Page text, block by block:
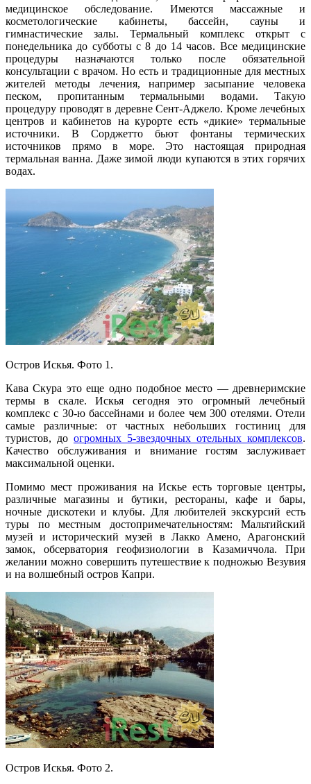
медицинское обследование. Имеются массажные и
косметологические кабинеты, бассейн, сауны и
гимнастические залы. Термальный комплекс открыт с
понедельника до субботы с 8 до 14 часов. Все медицинские
процедуры назначаются только после обязательной
консультации с врачом. Но есть и традиционные для местных
жителей методы лечения, например засыпание человека
песком, пропитанным термальными водами. Такую
процедуру проводят в деревне Сент-Аджело. Кроме лечебных
центров и кабинетов на курорте есть «дикие» термальные
источники. В Сорджетто бьют фонтаны термических
источников прямо в море. Это настоящая природная
термальная ванна. Даже зимой люди купаются в этих горячих
водах.
Остров Искья. Фото 1.
Кава Скура это еще одно подобное место — древнеримские
термы в скале. Искья сегодня это огромный лечебный
комплекс с 30-ю бассейнами и более чем 300 отелями. Отели
самые различные: от частных небольших гостиниц для
туристов, до огромных 5-звездочных отельных комплексов.
Качество обслуживания и внимание гостям заслуживает
максимальной оценки.
Помимо мест проживания на Искье есть торговые центры,
различные магазины и бутики, рестораны, кафе и бары,
ночные дискотеки и клубы. Для любителей экскурсий есть
туры по местным достопримечательностям: Мальтийский
музей и исторический музей в Лакко Амено, Арагонский
замок, обсерватория геофизиологии в Казамиччола. При
желании можно совершить путешествие к подножью Везувия
и на волшебный остров Капри.
Остров Искья. Фото 2.